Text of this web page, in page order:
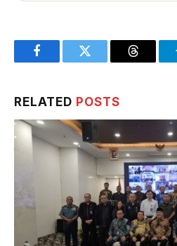
FacebookTwitter Threads
RELATED POSTS